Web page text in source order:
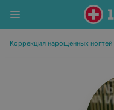
Коррекция нарощенных ногтей